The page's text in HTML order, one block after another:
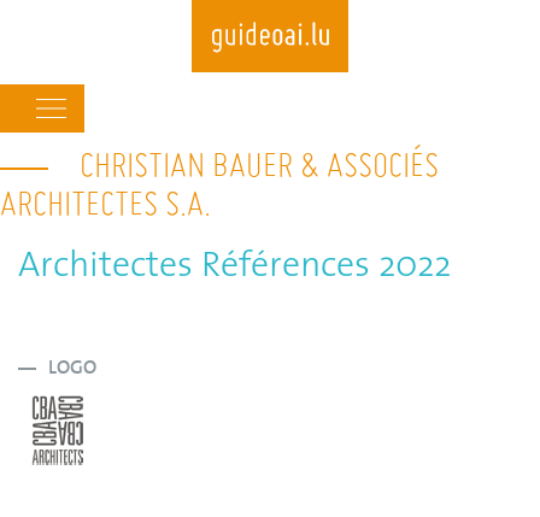
Skip
to
navigation
CHRISTIAN BAUER & ASSOCIÉS
ARCHITECTES S.A.
Architectes Références 2022
LOGO